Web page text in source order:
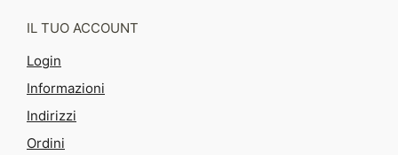
IL TUO ACCOUNT
Login
Informazioni
Indirizzi
Ordini